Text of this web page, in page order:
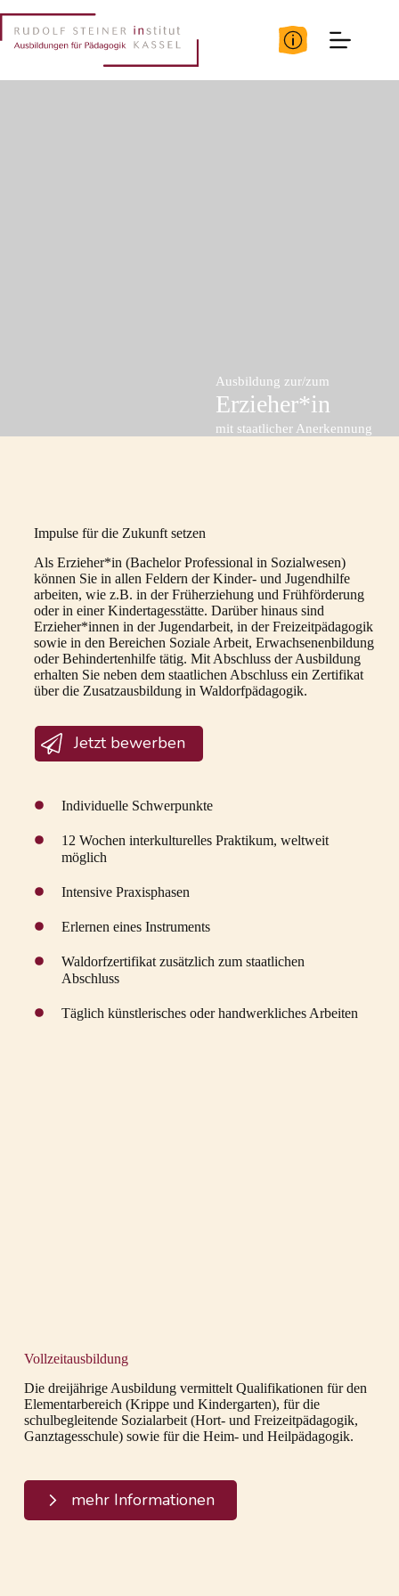
springen
Ausbildung zur/zum
Erzieher*in
mit staatlicher Anerkennung
Impulse für die Zukunft setzen
Als Erzieher*in (Bachelor Professional in Sozialwesen)
können Sie in allen Feldern der Kinder- und Jugendhilfe
arbeiten, wie z.B. in der Früherziehung und Frühförderung
oder in einer Kindertagesstätte. Darüber hinaus sind
Erzieher*innen in der Jugendarbeit, in der Freizeitpädagogik
sowie in den Bereichen Soziale Arbeit, Erwachsenenbildung
oder Behindertenhilfe tätig. Mit Abschluss der Ausbildung
erhalten Sie neben dem staatlichen Abschluss ein Zertifikat
über die Zusatzausbildung in Waldorfpädagogik.
Jetzt bewerben
Individuelle Schwerpunkte
12 Wochen interkulturelles Praktikum, weltweit
möglich
Intensive Praxisphasen
Erlernen eines Instruments
Waldorfzertifikat zusätzlich zum staatlichen
Abschluss
Täglich künstlerisches oder handwerkliches Arbeiten
Vollzeitausbildung
Die dreijährige Ausbildung vermittelt Qualifikationen für den
Elementarbereich (Krippe und Kindergarten), für die
schulbegleitende Sozialarbeit (Hort- und Freizeitpädagogik,
Ganztagesschule) sowie für die Heim- und Heilpädagogik.
mehr Informationen